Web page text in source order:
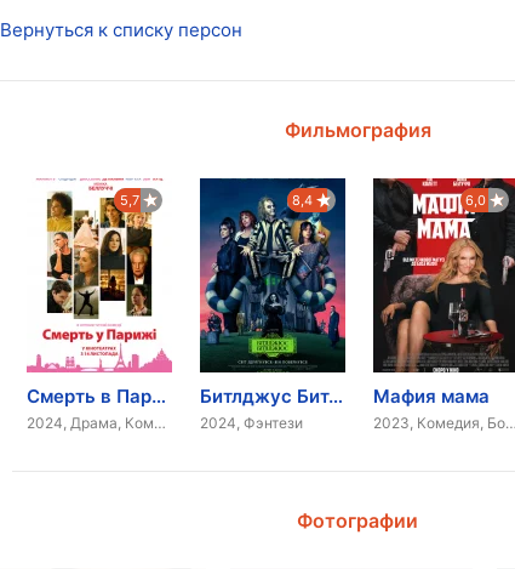
Вернуться к списку персон
Фильмография
5,7
Смерть в Париже
2024, Драма, Комедия
8,4
Битлджус Битлджус
2024, Фэнтези
6,0
Мафия мама
2023, Комедия, Боевик
Фотографии